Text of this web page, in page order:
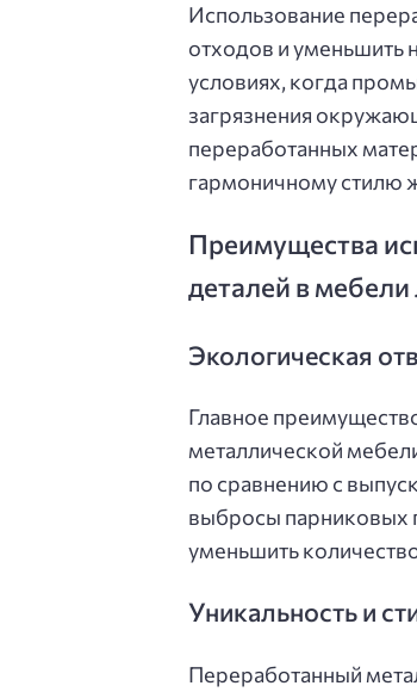
Использование
отходов и уменьшить
условиях, когда
загрязнения
переработанных
гармоничному стилю
Преимущества
деталей в
Экологическая
Главное
металлической
по сравнению с
выбросы парниковых
уменьшить
Уникальность и
Переработанный